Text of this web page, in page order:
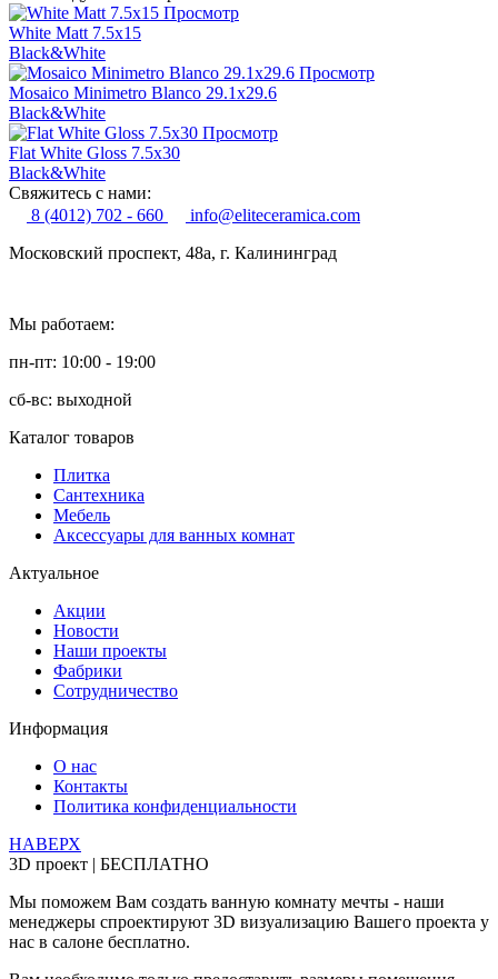
Просмотр
White Matt 7.5x15
Black&White
Просмотр
Mosaico Minimetro Blanco 29.1x29.6
Black&White
Просмотр
Flat White Gloss 7.5x30
Black&White
Свяжитесь с нами:
8 (4012) 702 - 660
info@eliteceramica.com
Московский проспект, 48а, г. Калининград
Мы работаем:
пн-пт: 10:00 - 19:00
сб-вс: выходной
Каталог товаров
Плитка
Сантехника
Мебель
Аксессуары для ванных комнат
Актуальное
Акции
Новости
Наши проекты
Фабрики
Сотрудничество
Информация
О нас
Контакты
Политика конфиденциальности
НАВЕРХ
3D проект | БЕСПЛАТНО
Мы поможем Вам создать ванную комнату мечты - наши
менеджеры спроектируют 3D визуализацию Вашего проекта у
нас в салоне бесплатно.